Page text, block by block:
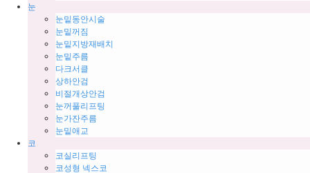
눈
눈밑동안시술
눈밑꺼짐
눈밑지방재배치
눈밑주름
다크서클
상하안검
비절개상안검
눈꺼풀리프팅
눈가잔주름
눈밑애교
코
코실리프팅
코성형 넥스코